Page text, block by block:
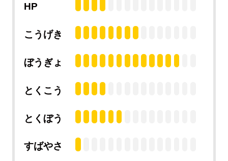
HP
こうげき
ぼうぎょ
とくこう
とくぼう
すばやさ